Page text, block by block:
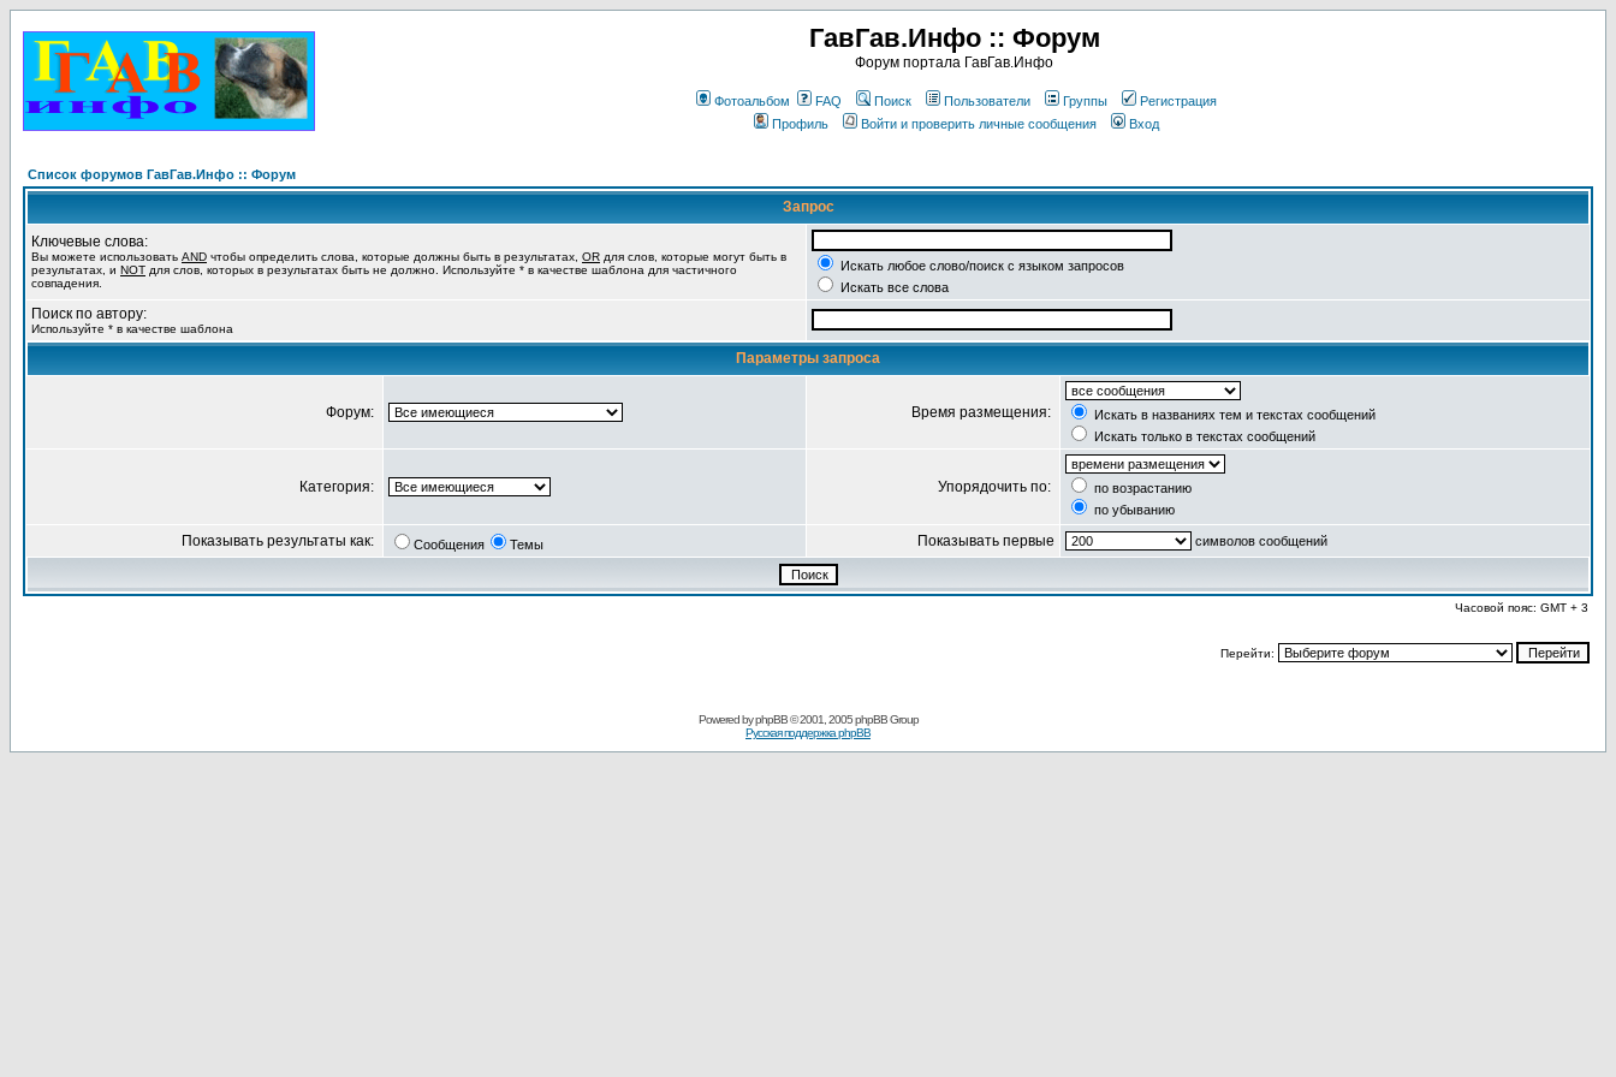
ГавГав.Инфо :: Форум
Форум портала ГавГав.Инфо
Фотоальбом FAQ Поиск Пользователи Группы
Регистрация
Профиль
Войти и проверить личные сообщения Вход
Список форумов ГавГав.Инфо :: Форум
Запрос
Ключевые слова:
Вы можете использовать AND чтобы определить слова, которые должны быть в результатах, OR для слов, которые могут быть в
результатах, и NOT для слов, которых в результатах быть не должно. Используйте * в качестве шаблона для частичного
совпадения.
Искать любое слово/поиск с языком запросов
Искать все слова
Поиск по автору:
Используйте * в качестве шаблона
Параметры запроса
Форум: Время размещения:
Искать в названиях тем и текстах сообщений
Искать только в текстах сообщений
Категория: Упорядочить по:
по возрастанию
по убыванию
Показывать результаты как: Сообщения Темы Показывать первые символов сообщений
Часовой пояс: GMT + 3
Перейти:
Powered byphpBB© 2001, 2005 phpBB Group
Русская поддержка phpBB